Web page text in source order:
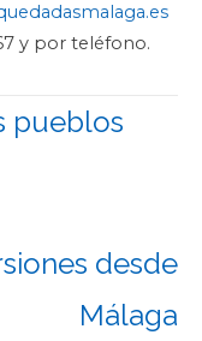
y por teléfono.
pueblos
desde
Málaga